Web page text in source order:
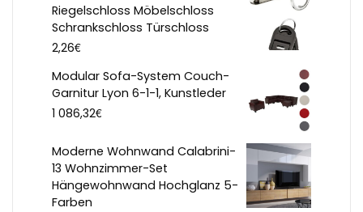
Riegelschloss Möbelschloss
Schrankschloss Türschloss
2,26€
Modular Sofa-System Couch-
Garnitur Lyon 6-1-1, Kunstleder
1 086,32€
Moderne Wohnwand Calabrini-
13 Wohnzimmer-Set
Hängewohnwand Hochglanz 5-
Farben